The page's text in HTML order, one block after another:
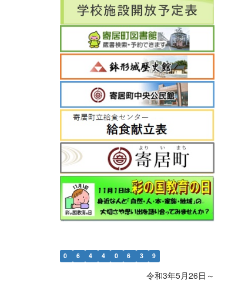
0 6 4 4 0 6 3 9
令和3年5月26日～